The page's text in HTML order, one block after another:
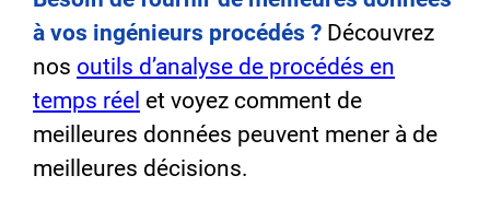
à vos ingénieurs procédés ? Découvrez
nos outils d’analyse de procédés en
temps réel et voyez comment de
meilleures données peuvent mener à de
meilleures décisions.